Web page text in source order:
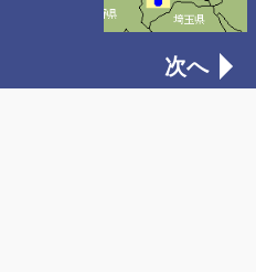
次へ